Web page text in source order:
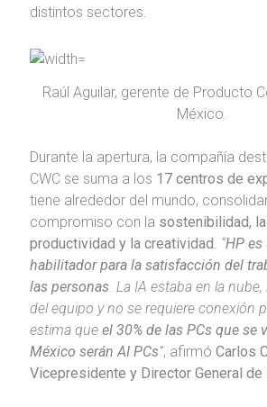
distintos sectores.
Raúl Aguilar, gerente de Producto
México.
Durante la apertura, la compañía
CWC se suma a los 17 centros de
tiene alrededor del mundo,
compromiso con la sostenibilidad,
productividad y la creatividad “HP es
habilitador para la satisfacción del
las personas. La IA estaba en la
del equipo y no se requiere conexión
estima que el 30% de las PCs que se
México serán AI PCs”, afirmó Carlos
Vicepresidente y Director General